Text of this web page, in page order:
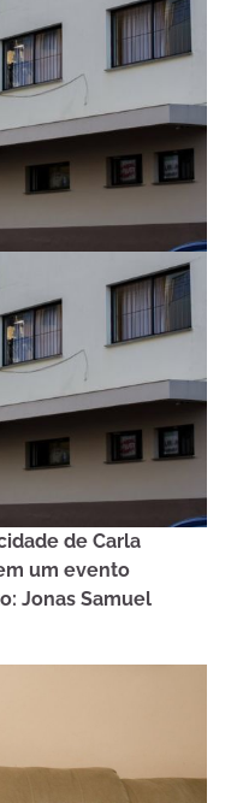
de Carla
um evento
Jonas Samuel